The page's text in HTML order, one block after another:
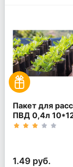
Пакет для
ПВД 0,4л
130мкм черный
1.49 руб.